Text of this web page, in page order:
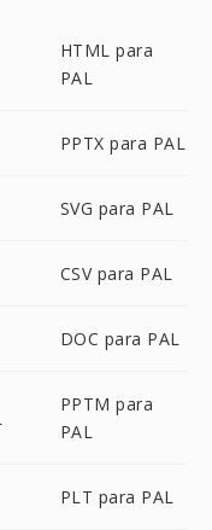
HTML para
PAL
PPTX para PAL
SVG para PAL
CSV para PAL
DOC para PAL
PPTM para
PAL
PLT para PAL